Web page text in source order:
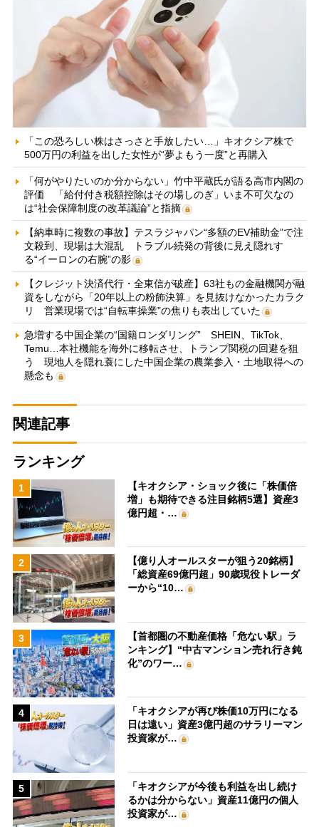
「この恐ろしい株はさっさと手放したい…」キオクシア株で
500万円の利益を出した女性が“夢よもう一度”と再購入
「何がやりたいのか分からない」竹中平蔵氏が語る高市内閣の
評価 「給付付き税額控除はその場しのぎ」いま不可欠なの
は“社会保障制度の改革議論”と指摘
【納車時に複数の事故】テスラジャパン“多額のEV補助金”で注
文殺到、現場は大混乱 トラブル続発の背後に見え隠れす
る“イーロンの右腕”の影
【クレジット決済代行・全東信が破産】63社もの金融機関が融
資をしながら「20年以上の粉飾決算」を見抜けなかったカラク
リ 営業現場では“自転車操業”の焦りも表出していた
急増する中国企業の“国籍ロンダリング” SHEIN、TikTok、
Temu…本社機能を海外に移転させ、トランプ関税の回避を狙
う 現地人を隠れ蓑にした中国企業の農業参入・土地取得への
懸念も
関連記事
ランキング
1
【キオクシア・ショック後に「株価倍
増」も期待できる注目銘柄5選】資産3
億円超・…
2
【億り人オールスターが狙う20銘柄】
「総資産69億円超」90歳現役トレーダ
ーから“10…
3
【首都圏の不動産価格「危ない駅」ラ
ンキング】“中古マンション売れ行き鈍
化”のワー…
4
「キオクシアが再び株価10万円になる
日は遠い」資産3億円超のサラリーマン
投資家が…
5
「キオクシアが今後も利益を出し続け
るかは分からない」資産11億円の個人
投資家が…